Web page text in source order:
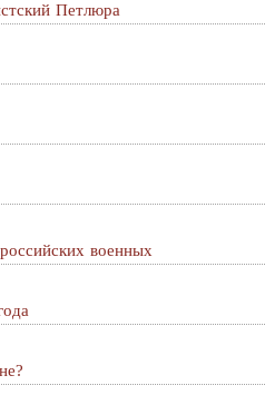
Петлюра
военных